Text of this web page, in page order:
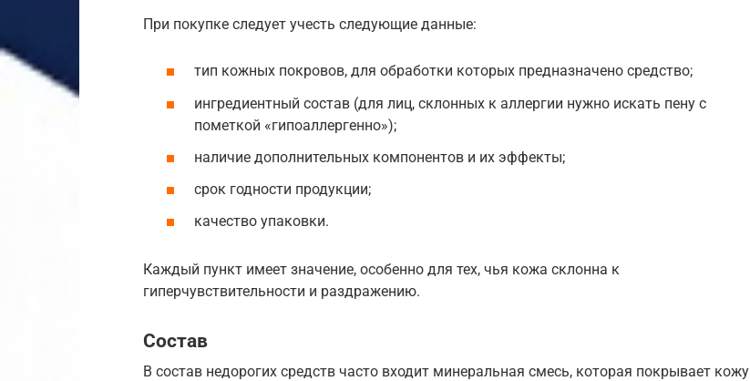
При покупке следует учесть следующие данные:
тип кожных покровов, для обработки которых предназначено средство;
ингредиентный состав (для лиц, склонных к аллергии нужно искать пену с
пометкой «гипоаллергенно»);
наличие дополнительных компонентов и их эффекты;
срок годности продукции;
качество упаковки.
Каждый пункт имеет значение, особенно для тех, чья кожа склонна к
гиперчувствительности и раздражению.
Состав
В состав недорогих средств часто входит минеральная смесь, которая покрывает кожу